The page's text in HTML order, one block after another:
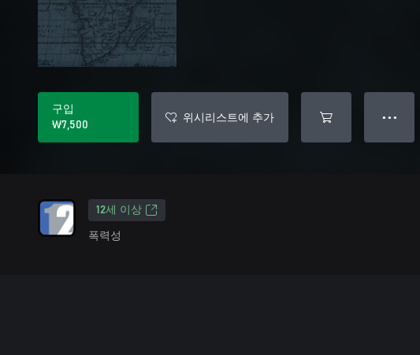
구입
₩7,500
위시리스트에 추가 ● ● ●
12세 이상
폭력성